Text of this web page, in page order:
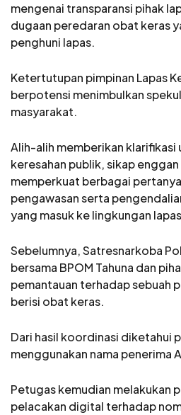
mengenai transparansi pihak
dugaan peredaran obat keras
penghuni lapas.
Ketertutupan pimpinan Lapas
berpotensi menimbulkan
masyarakat.
Alih-alih memberikan klarifikasi
keresahan publik, sikap
memperkuat berbagai
pengawasan serta
yang masuk ke lingkungan
Sebelumnya, Satresnarkoba
bersama BPOM Tahuna dan
pemantauan terhadap sebuah
berisi obat keras.
Dari hasil koordinasi diketahui
menggunakan nama penerima
Petugas kemudian melakukan
pelacakan digital terhadap